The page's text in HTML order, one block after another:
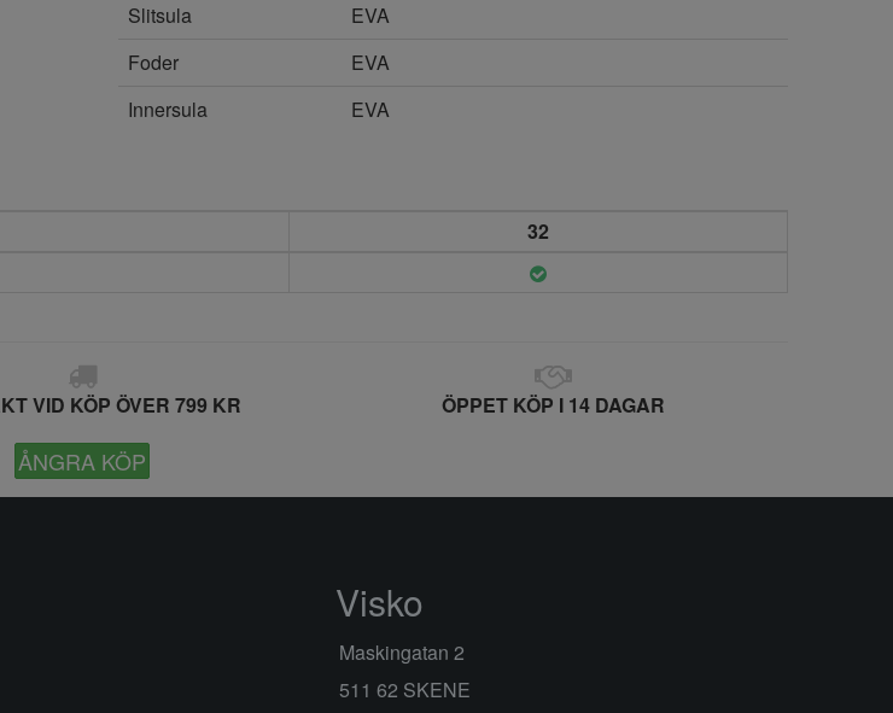
Slitsula
EVA
Foder
EVA
Innersula
EVA
32
VID KÖP ÖVER 799 KR ÖPPET KÖP I 14 DAGAR
ÅNGRA KÖP
Visko
Maskingatan 2
511 62 SKENE